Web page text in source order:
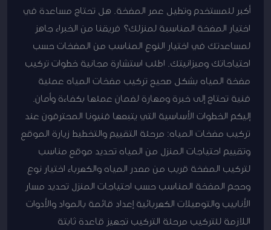
أكبر للمستخدم وتطيل عمر المضخة. هل تحتاج مساعدة في
اختيار المضخة المناسبة لمنزلك؟ فريقنا من الخبراء جاهز
لمساعدتك في اختيار النوع المناسب من المضخات حسب
احتياجاتك وميزانيتك. اطلب استشارة مجانية خطوات تركيب
مضخة المياه بشكل صحيح تركيب مضخات المياه عملية
فنية تحتاج إلى خبرة ومهارة لضمان عملها بكفاءة وأمان.
إليكم الخطوات الأساسية التي يتبعها فنيونا المحترفون عند
تركيب مضخات المياه: مرحلة التقييم والتخطيط زيارة الموقع
وتقييم احتياجات المنزل من المياه تحديد موقع مناسب
لتركيب المضخة قريب من مصدر المياه والكهرباء اختيار نوع
وحجم المضخة المناسب حسب احتياجات المنزل تحديد مسار
الأنابيب والتوصيلات الكهربائية إعداد قائمة بالمواد والأدوات
اللازمة للتركيب مرحلة التركيب تجهيز قاعدة ثابتة